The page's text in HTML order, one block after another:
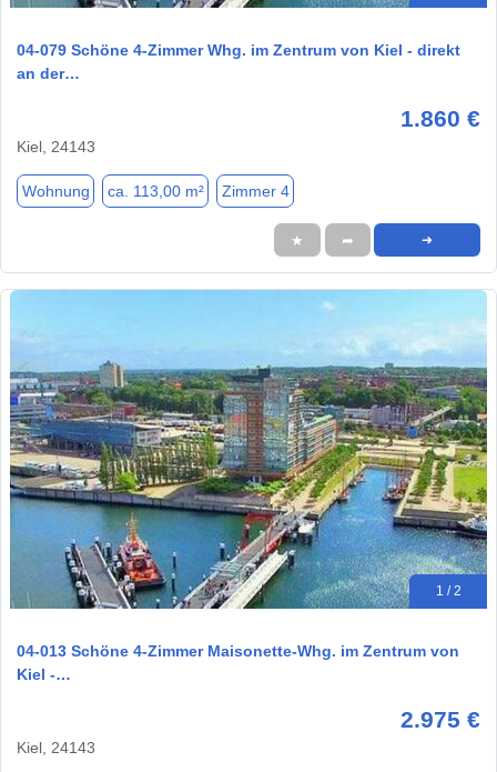
04-079 Schöne 4-Zimmer Whg. im Zentrum von Kiel - direkt
an der…
1.860 €
Kiel, 24143
Wohnung ca. 113,00 m² Zimmer 4
★ ➦ ➜
1 / 2
04-013 Schöne 4-Zimmer Maisonette-Whg. im Zentrum von
Kiel -…
2.975 €
Kiel, 24143